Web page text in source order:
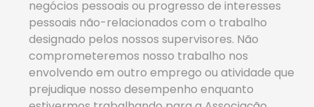
negócios pessoais ou progresso de interesses
pessoais não-relacionados com o trabalho
designado pelos nossos supervisores. Não
comprometeremos nosso trabalho nos
envolvendo em outro emprego ou atividade que
prejudique nosso desempenho enquanto